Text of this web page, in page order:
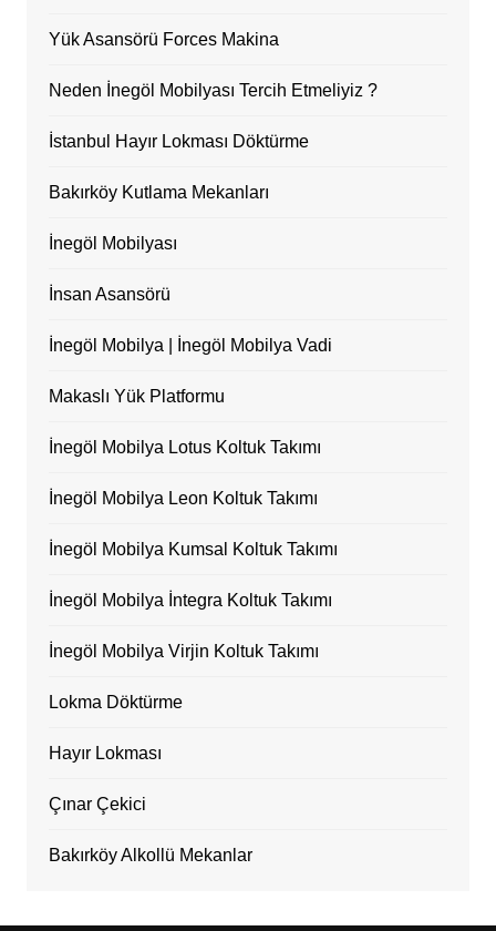
Yük Asansörü Forces Makina
Neden İnegöl Mobilyası Tercih Etmeliyiz ?
İstanbul Hayır Lokması Döktürme
Bakırköy Kutlama Mekanları
İnegöl Mobilyası
İnsan Asansörü
İnegöl Mobilya | İnegöl Mobilya Vadi
Makaslı Yük Platformu
İnegöl Mobilya Lotus Koltuk Takımı
İnegöl Mobilya Leon Koltuk Takımı
İnegöl Mobilya Kumsal Koltuk Takımı
İnegöl Mobilya İntegra Koltuk Takımı
İnegöl Mobilya Virjin Koltuk Takımı
Lokma Döktürme
Hayır Lokması
Çınar Çekici
Bakırköy Alkollü Mekanlar